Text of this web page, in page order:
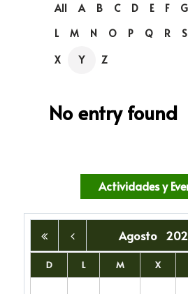
All A B C D E F G
L
M N O P Q R S
X
Y Z
No entry found
Actividades y
Agosto
D L M X